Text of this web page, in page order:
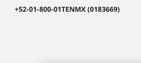
+52-01-800-01TENMX (0183669)